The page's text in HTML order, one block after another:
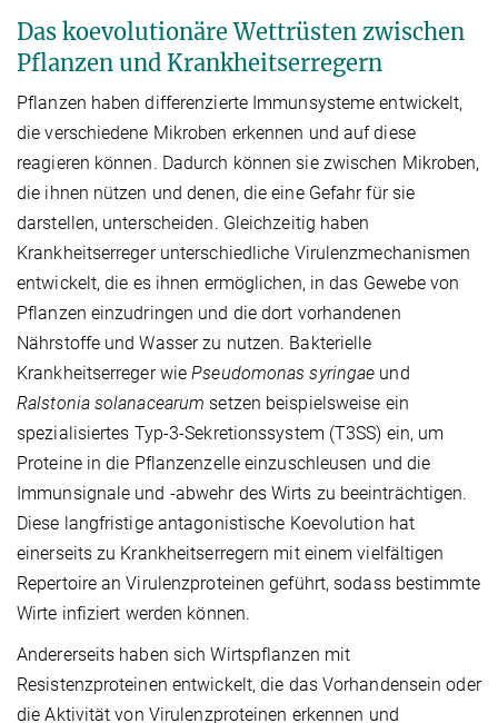
Das koevolutionäre Wettrüsten zwischen
Pflanzen und Krankheitserregern
Pflanzen haben differenzierte Immunsysteme entwickelt,
die verschiedene Mikroben erkennen und auf diese
reagieren können. Dadurch können sie zwischen Mikroben,
die ihnen nützen und denen, die eine Gefahr für sie
darstellen, unterscheiden. Gleichzeitig haben
Krankheitserreger unterschiedliche Virulenzmechanismen
entwickelt, die es ihnen ermöglichen, in das Gewebe von
Pflanzen einzudringen und die dort vorhandenen
Nährstoffe und Wasser zu nutzen. Bakterielle
Krankheitserreger wiePseudomonas syringae und
Ralstonia solanacearum setzen beispielsweise ein
spezialisiertes Typ-3-Sekretionssystem (T3SS) ein, um
Proteine in die Pflanzenzelle einzuschleusen und die
Immunsignale und -abwehr des Wirts zu beeinträchtigen.
Diese langfristige antagonistische Koevolution hat
einerseits zu Krankheitserregern mit einem vielfältigen
Repertoire an Virulenzproteinen geführt, sodass bestimmte
Wirte infiziert werden können.
Andererseits haben sich Wirtspflanzen mit
Resistenzproteinen entwickelt, die das Vorhandensein oder
die Aktivität von Virulenzproteinen erkennen und